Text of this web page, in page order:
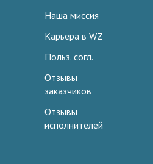
Наша миссия
Карьера в WZ
Польз. согл.
Отзывы
заказчиков
Отзывы
исполнителей